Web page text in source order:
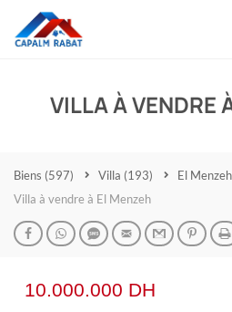
VILLA À VENDRE
Biens (597) Villa (193) El Menzeh
Villa à vendre à El Menzeh
10.000.000 DH